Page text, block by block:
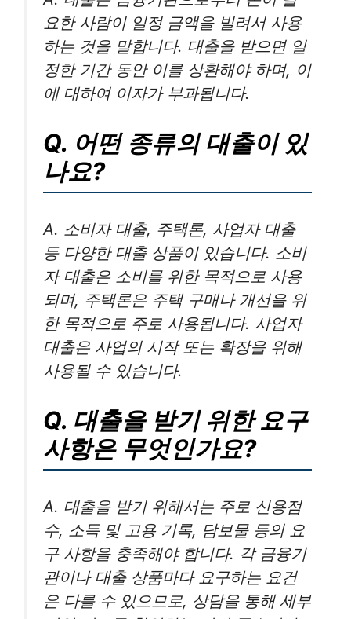
요한 사람이 일정 금액을 빌려서 사용
하는 것을 말합니다. 대출을 받으면 일
정한 기간 동안 이를 상환해야 하며, 이
에 대하여 이자가 부과됩니다.
Q. 어떤 종류의 대출이 있
나요?
A. 소비자 대출, 주택론, 사업자 대출
등 다양한 대출 상품이 있습니다. 소비
자 대출은 소비를 위한 목적으로 사용
되며, 주택론은 주택 구매나 개선을 위
한 목적으로 주로 사용됩니다. 사업자
대출은 사업의 시작 또는 확장을 위해
사용될 수 있습니다.
Q. 대출을 받기 위한 요구
사항은 무엇인가요?
A. 대출을 받기 위해서는 주로 신용점
수, 소득 및 고용 기록, 담보물 등의 요
구 사항을 충족해야 합니다. 각 금융기
관이나 대출 상품마다 요구하는 요건
은 다를 수 있으므로, 상담을 통해 세부